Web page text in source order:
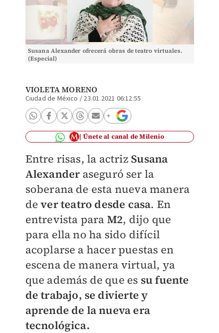
Susana Alexander ofrecerá obras de teatro virtuales.
(Especial)
VIOLETA MORENO
Ciudad de México / 23.01.2021 06:12:55
Únete al canal de Milenio
Entre risas, la actriz Susana
Alexander aseguró ser la
soberana de esta nueva manera
dever teatro desde casa. En
entrevista para M2, dijo que
para ella no ha sido difícil
acoplarse a hacer puestas en
escena de manera virtual, ya
que además de que es su fuente
de trabajo, se divierte y
aprende de la nueva era
tecnológica.